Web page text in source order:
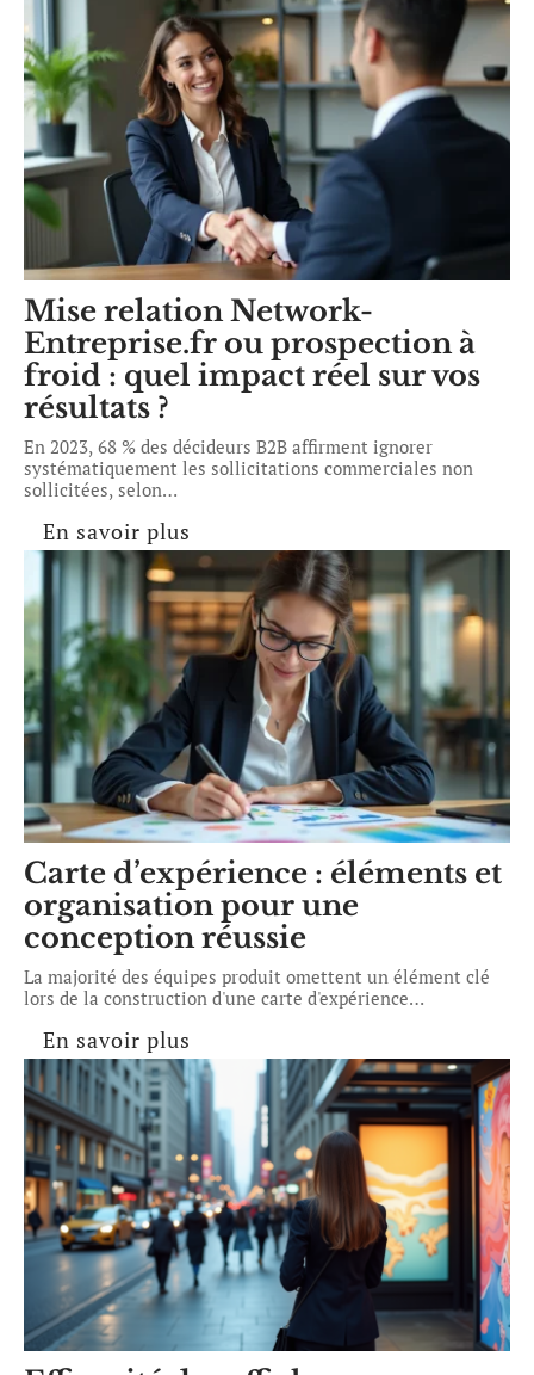
Mise relation Network-
Entreprise.fr ou prospection à
froid : quel impact réel sur vos
résultats ?
En 2023, 68 % des décideurs B2B affirment ignorer
systématiquement les sollicitations commerciales non
sollicitées, selon…
En savoir plus
Carte d’expérience : éléments et
organisation pour une
conception réussie
La majorité des équipes produit omettent un élément clé
lors de la construction d'une carte d'expérience…
En savoir plus